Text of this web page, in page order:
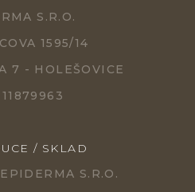
S.R.O.
1595/14
7 - HOLEŠOVICE
/ SKLAD
S.R.O.